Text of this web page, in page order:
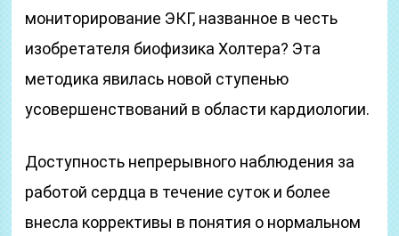
мониторирование ЭКГ, названное в честь
изобретателя биофизика Холтера? Эта
методика явилась новой ступенью
усовершенствований в области кардиологии.
Доступность непрерывного наблюдения за
работой сердца в течение суток и более
внесла коррективы в понятия о нормальном